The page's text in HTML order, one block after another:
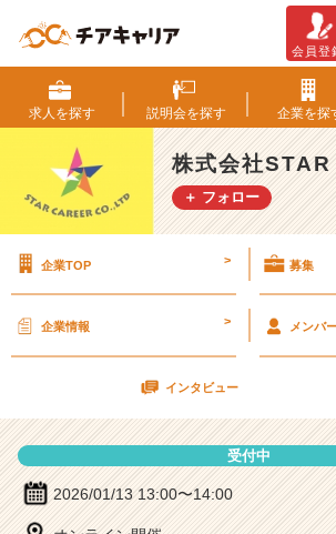
式
会
社
S
T
A
R
R
の
細
会員登
求人を探す 説明会を探す 企業を探
株式会社
＋ フォロー
企業TOP > 募集
企業情報 > メンバ
インタビュー
受付中
2026/01/13 13:00〜14:00